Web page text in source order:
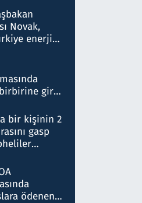
Novak,
enerji
girdi:
ortaya
şok etti
bir kişinin 2
gasp
ödenen